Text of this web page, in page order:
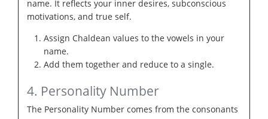
name. It reflects your inner desires, subconscious
motivations, and true self.
Assign Chaldean values to the vowels in your
name.
Add them together and reduce to a single.
4. Personality Number
The Personality Number comes from the consonants